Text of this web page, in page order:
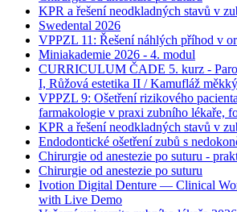
KPR a řešení neodkladných stavů v
Swedental 2026
VPPZL 11: Řešení náhlých příhod v
Miniakademie 2026 - 4. modul
CURRICULUM ČADE 5. kurz -
I, Růžová estetika II / Kamufláž
VPPZL 9: Ošetření rizikového
farmakologie v praxi zubního lékaře,
KPR a řešení neodkladných stavů v
Endodontické ošetření zubů s
Chirurgie od anestezie po suturu -
Chirurgie od anestezie po suturu
Ivotion Digital Denture — Clinical
with Live Demo